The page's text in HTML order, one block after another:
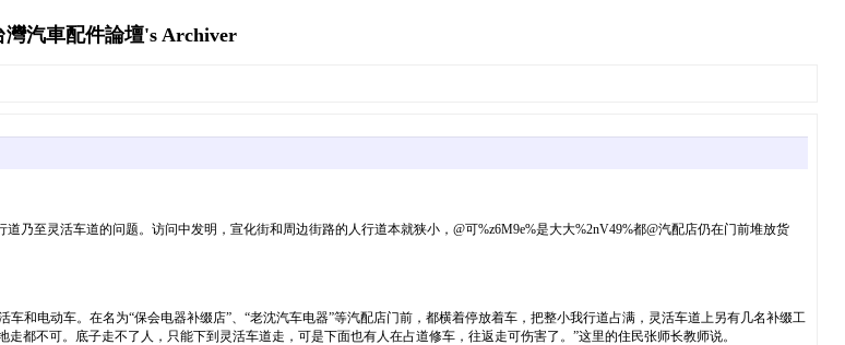
灣汽車配件論壇's Archiver
至灵活车道的问题。访问中发明，宣化街和周边街路的人行道本就狭小，@可%z6M9e%是大大%2nV49%都@汽配店仍在门前堆放货
和电动车。在名为“保会电器补缀店”、“老沈汽车电器”等汽配店门前，都横着停放着车，把整小我行道占满，灵活车道上另有几名补缀工
都不可。底子走不了人，只能下到灵活车道走，可是下面也有人在占道修车，往返走可伤害了。”这里的住民张师长教师说。